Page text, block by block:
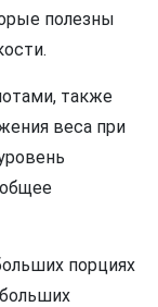
полезны
также
веса при
порциях